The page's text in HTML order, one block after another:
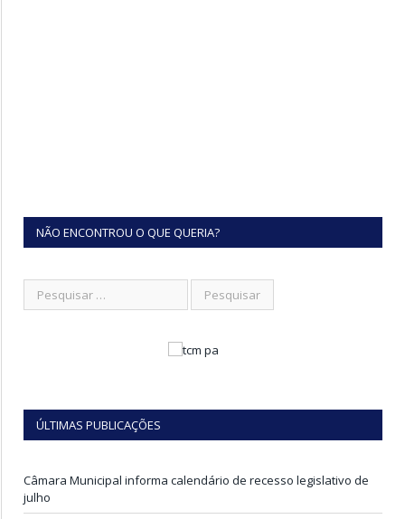
NÃO ENCONTROU O QUE QUERIA?
ÚLTIMAS PUBLICAÇÕES
Câmara Municipal informa calendário de recesso legislativo de
julho